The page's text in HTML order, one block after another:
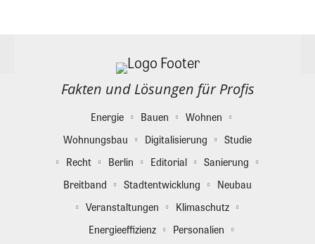
Fakten und Lösungen für Profis
Energie Bauen
Wohnen
Wohnungsbau
Digitalisierung
Studie
Recht
Berlin Editorial
Sanierung
Breitband
Stadtentwicklung
Neubau
Veranstaltungen
Klimaschutz
Energieeffizienz
Personalien